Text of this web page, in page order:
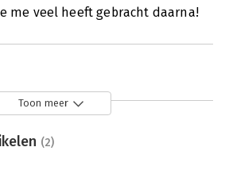
me veel heeft gebracht daarna!
Toon meer
(2)